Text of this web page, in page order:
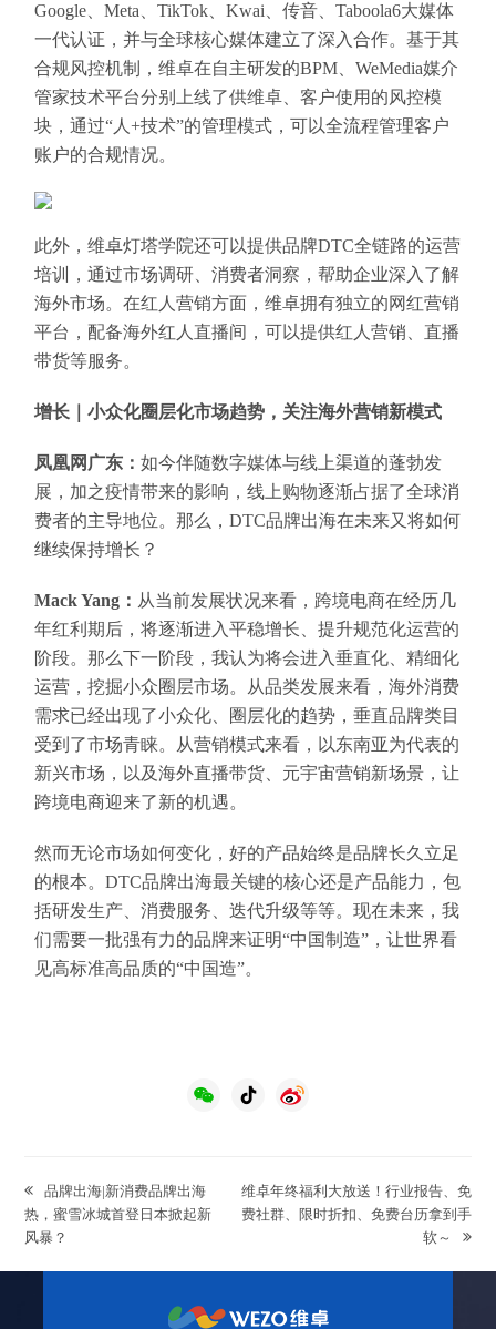
Google、Meta、TikTok、Kwai、传音、Taboola6大媒体
一代认证，并与全球核心媒体建立了深入合作。基于其
合规风控机制，维卓在自主研发的BPM、WeMedia媒介
管家技术平台分别上线了供维卓、客户使用的风控模
块，通过“人+技术”的管理模式，可以全流程管理客户
账户的合规情况。
此外，维卓灯塔学院还可以提供品牌DTC全链路的运营
培训，通过市场调研、消费者洞察，帮助企业深入了解
海外市场。在红人营销方面，维卓拥有独立的网红营销
平台，配备海外红人直播间，可以提供红人营销、直播
带货等服务。
增长｜小众化圈层化市场趋势，关注海外营销新模式
凤凰网广东：如今伴随数字媒体与线上渠道的蓬勃发
展，加之疫情带来的影响，线上购物逐渐占据了全球消
费者的主导地位。那么，DTC品牌出海在未来又将如何
继续保持增长？
Mack Yang： 从当前发展状况来看，跨境电商在经历几
年红利期后，将逐渐进入平稳增长、提升规范化运营的
阶段。那么下一阶段，我认为将会进入垂直化、精细化
运营，挖掘小众圈层市场。从品类发展来看，海外消费
需求已经出现了小众化、圈层化的趋势，垂直品牌类目
受到了市场青睐。从营销模式来看，以东南亚为代表的
新兴市场，以及海外直播带货、元宇宙营销新场景，让
跨境电商迎来了新的机遇。
然而无论市场如何变化，好的产品始终是品牌长久立足
的根本。DTC品牌出海最关键的核心还是产品能力，包
括研发生产、消费服务、迭代升级等等。现在未来，我
们需要一批强有力的品牌来证明“中国制造”，让世界看
见高标准高品质的“中国造”。
previous
post:
品牌出海|新消费品牌出海
热，蜜雪冰城首登日本掀起新
风暴？
next
post:
维卓年终福利大放送！行业报告、免
费社群、限时折扣、免费台历拿到手
软～